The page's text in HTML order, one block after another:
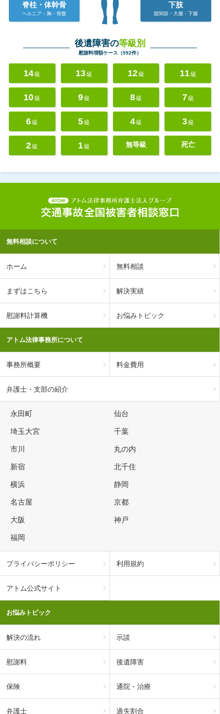
脊柱・体幹骨
ヘルニア・胸・骨盤
下肢
股関節・大腿・下腿
後遺障害の等級別
慰謝料増額ケース（592件）
14級 13級 12級 11級
10級 9級 8級 7級
6級 5級 4級 3級
2級 1級 無等級 死亡
無料相談について
ホーム 無料相談
まずはこちら 解決実績
慰謝料計算機 お悩みトピック
アトム法律事務所について
事務所概要 料金費用
弁護士・支部の紹介
永田町 仙台
埼玉大宮 千葉
市川 丸の内
新宿 北千住
横浜 静岡
名古屋 京都
大阪 神戸
福岡
プライバシーポリシー 利用規約
アトム公式サイト
お悩みトピック
解決の流れ 示談
慰謝料 後遺障害
保険 通院・治療
弁護士 過失割合